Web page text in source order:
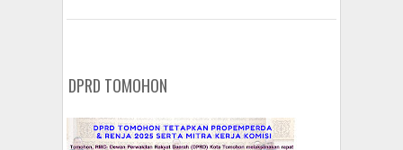
DPRD TOMOHON